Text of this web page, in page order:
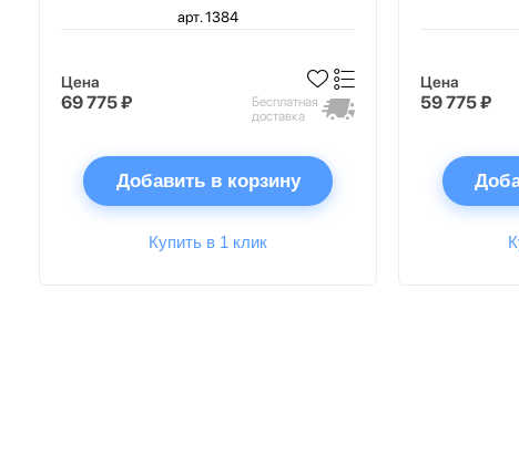
арт. 1384
Цена
69 775 ₽
Бесплатная
доставка
Добавить в корзину
Купить в 1 клик
Цена
59 775 ₽